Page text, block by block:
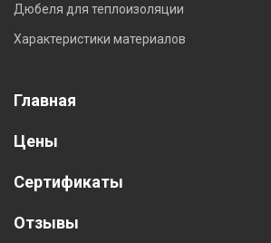
Дюбеля для теплоизоляции
Характеристики материалов
Главная
Цены
Сертификаты
Отзывы